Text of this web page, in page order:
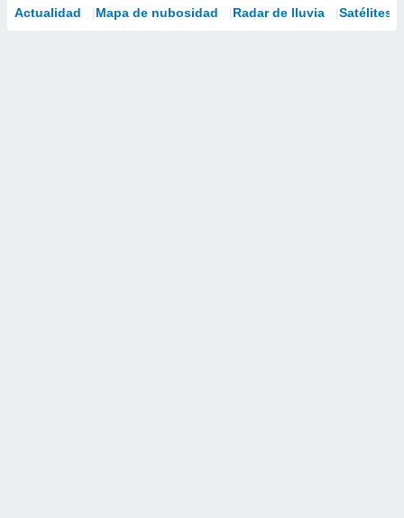
Actualidad Mapa de nubosidad Radar de lluvia Satélites